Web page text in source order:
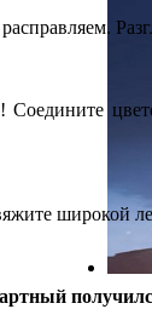
Соедините
широкой